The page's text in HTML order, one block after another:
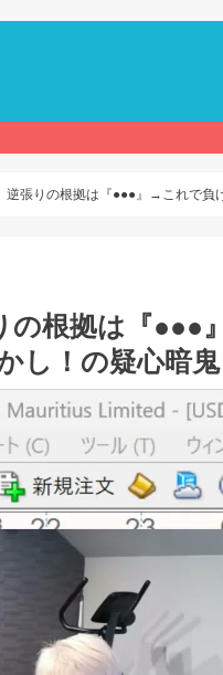
逆張りの根拠は『●●●』→これで負
の根拠は『
し！の疑心暗